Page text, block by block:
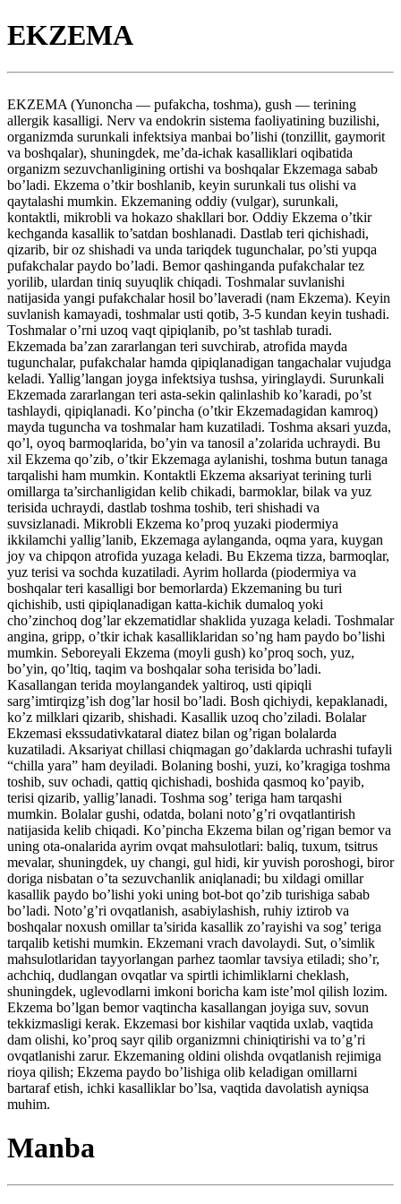
EKZEMA
EKZEMA (Yunoncha — pufakcha, toshma), gush — terining
allergik kasalligi. Nerv va endokrin sistema faoliyatining buzilishi,
organizmda surunkali infektsiya manbai bo’lishi (tonzillit, gaymorit
va boshqalar), shuningdek, me’da-ichak kasalliklari oqibatida
organizm sezuvchanligining ortishi va boshqalar Ekzemaga sabab
bo’ladi. Ekzema o’tkir boshlanib, keyin surunkali tus olishi va
qaytalashi mumkin. Ekzemaning oddiy (vulgar), surunkali,
kontaktli, mikrobli va hokazo shakllari bor. Oddiy Ekzema o’tkir
kechganda kasallik to’satdan boshlanadi. Dastlab teri qichishadi,
qizarib, bir oz shishadi va unda tariqdek tugunchalar, po’sti yupqa
pufakchalar paydo bo’ladi. Bemor qashinganda pufakchalar tez
yorilib, ulardan tiniq suyuqlik chiqadi. Toshmalar suvlanishi
natijasida yangi pufakchalar hosil bo’laveradi (nam Ekzema). Keyin
suvlanish kamayadi, toshmalar usti qotib, 3-5 kundan keyin tushadi.
Toshmalar o’rni uzoq vaqt qipiqlanib, po’st tashlab turadi.
Ekzemada ba’zan zararlangan teri suvchirab, atrofida mayda
tugunchalar, pufakchalar hamda qipiqlanadigan tangachalar vujudga
keladi. Yallig’langan joyga infektsiya tushsa, yiringlaydi. Surunkali
Ekzemada zararlangan teri asta-sekin qalinlashib ko’karadi, po’st
tashlaydi, qipiqlanadi. Ko’pincha (o’tkir Ekzemadagidan kamroq)
mayda tuguncha va toshmalar ham kuzatiladi. Toshma aksari yuzda,
qo’l, oyoq barmoqlarida, bo’yin va tanosil a’zolarida uchraydi. Bu
xil Ekzema qo’zib, o’tkir Ekzemaga aylanishi, toshma butun tanaga
tarqalishi ham mumkin. Kontaktli Ekzema aksariyat terining turli
omillarga ta’sirchanligidan kelib chikadi, barmoklar, bilak va yuz
terisida uchraydi, dastlab toshma toshib, teri shishadi va
suvsizlanadi. Mikrobli Ekzema ko’proq yuzaki piodermiya
ikkilamchi yallig’lanib, Ekzemaga aylanganda, oqma yara, kuygan
joy va chipqon atrofida yuzaga keladi. Bu Ekzema tizza, barmoqlar,
yuz terisi va sochda kuzatiladi. Ayrim hollarda (piodermiya va
boshqalar teri kasalligi bor bemorlarda) Ekzemaning bu turi
qichishib, usti qipiqlanadigan katta-kichik dumaloq yoki
cho’zinchoq dog’lar ekzematidlar shaklida yuzaga keladi. Toshmalar
angina, gripp, o’tkir ichak kasalliklaridan so’ng ham paydo bo’lishi
mumkin. Seboreyali Ekzema (moyli gush) ko’proq soch, yuz,
bo’yin, qo’ltiq, taqim va boshqalar soha terisida bo’ladi.
Kasallangan terida moylangandek yaltiroq, usti qipiqli
sarg’imtirqizg’ish dog’lar hosil bo’ladi. Bosh qichiydi, kepaklanadi,
ko’z milklari qizarib, shishadi. Kasallik uzoq cho’ziladi. Bolalar
Ekzemasi ekssudativkataral diatez bilan og’rigan bolalarda
kuzatiladi. Aksariyat chillasi chiqmagan go’daklarda uchrashi tufayli
“chilla yara” ham deyiladi. Bolaning boshi, yuzi, ko’kragiga toshma
toshib, suv ochadi, qattiq qichishadi, boshida qasmoq ko’payib,
terisi qizarib, yallig’lanadi. Toshma sog’ teriga ham tarqashi
mumkin. Bolalar gushi, odatda, bolani noto’g’ri ovqatlantirish
natijasida kelib chiqadi. Ko’pincha Ekzema bilan og’rigan bemor va
uning ota-onalarida ayrim ovqat mahsulotlari: baliq, tuxum, tsitrus
mevalar, shuningdek, uy changi, gul hidi, kir yuvish poroshogi, biror
doriga nisbatan o’ta sezuvchanlik aniqlanadi; bu xildagi omillar
kasallik paydo bo’lishi yoki uning bot-bot qo’zib turishiga sabab
bo’ladi. Noto’g’ri ovqatlanish, asabiylashish, ruhiy iztirob va
boshqalar noxush omillar ta’sirida kasallik zo’rayishi va sog’ teriga
tarqalib ketishi mumkin. Ekzemani vrach davolaydi. Sut, o’simlik
mahsulotlaridan tayyorlangan parhez taomlar tavsiya etiladi; sho’r,
achchiq, dudlangan ovqatlar va spirtli ichimliklarni cheklash,
shuningdek, uglevodlarni imkoni boricha kam iste’mol qilish lozim.
Ekzema bo’lgan bemor vaqtincha kasallangan joyiga suv, sovun
tekkizmasligi kerak. Ekzemasi bor kishilar vaqtida uxlab, vaqtida
dam olishi, ko’proq sayr qilib organizmni chiniqtirishi va to’g’ri
ovqatlanishi zarur. Ekzemaning oldini olishda ovqatlanish rejimiga
rioya qilish; Ekzema paydo bo’lishiga olib keladigan omillarni
bartaraf etish, ichki kasalliklar bo’lsa, vaqtida davolatish ayniqsa
muhim.
Manba